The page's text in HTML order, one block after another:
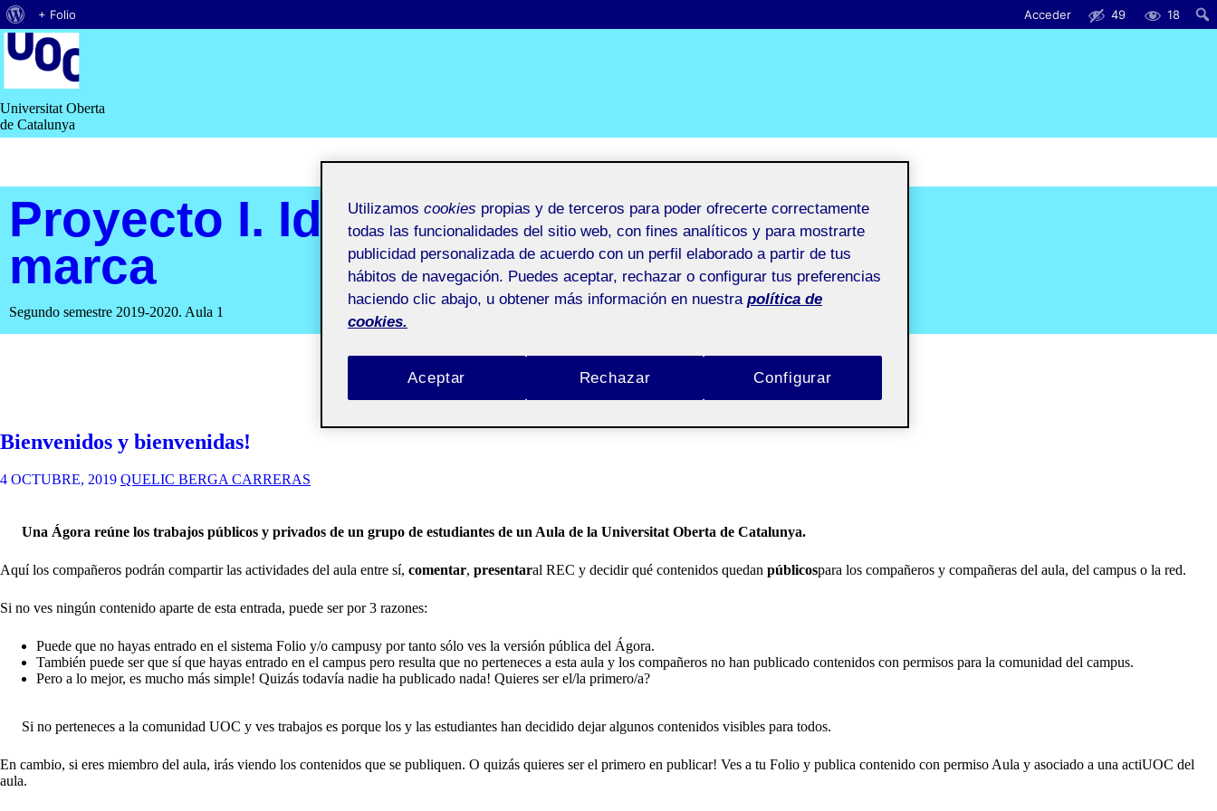
Saltar
al
contenido
Universitat Oberta
de Catalunya
Proyecto I. Identidad y
marca
Segundo semestre 2019-2020. Aula 1
Bienvenidos y bienvenidas!
4 OCTUBRE, 2019 QUELIC BERGA CARRERAS
Una Ágora reúne los trabajos públicos y privados de un grupo de estudiantes de un Aula de la Universitat Oberta de Catalunya.
Aquí los compañeros podrán compartir las actividades del aula entre sí, comentar, presentaral REC y decidir qué contenidos quedan públicospara los compañeros y compañeras del aula, del campus o la red.
Si no ves ningún contenido aparte de esta entrada, puede ser por 3 razones:
Puede que no hayas entrado en el sistema Folio y/o campusy por tanto sólo ves la versión pública del Ágora.
También puede ser que sí que hayas entrado en el campus pero resulta que no perteneces a esta aula y los compañeros no han publicado contenidos con permisos para la comunidad del campus.
Pero a lo mejor, es mucho más simple! Quizás todavía nadie ha publicado nada! Quieres ser el/la primero/a?
Si no perteneces a la comunidad UOC y ves trabajos es porque los y las estudiantes han decidido dejar algunos contenidos visibles para todos.
En cambio, si eres miembro del aula, irás viendo los contenidos que se publiquen. O quizás quieres ser el primero en publicar! Ves a tu Folio y publica contenido con permiso Aula y asociado a una actiUOC del
aula.
Acerca
de
WordPress
+ Folio Acceder 49 18
Utilizamos cookies propias y de terceros para poder ofrecerte correctamente
todas las funcionalidades del sitio web, con fines analíticos y para mostrarte
publicidad personalizada de acuerdo con un perfil elaborado a partir de tus
hábitos de navegación. Puedes aceptar, rechazar o configurar tus preferencias
haciendo clic abajo, u obtener más información en nuestra política de
cookies.
Rechazar
Aceptar Configurar